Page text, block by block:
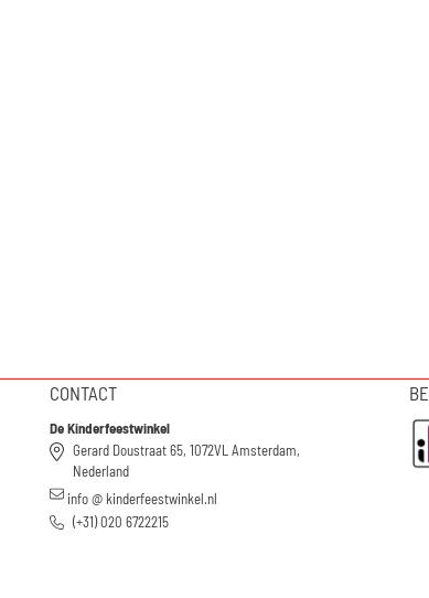
CONTACT
De Kinderfeestwinkel
Gerard Doustraat 65, 1072VL Amsterdam,
Nederland
info @ kinderfeestwinkel.nl
(+31) 020 6722215